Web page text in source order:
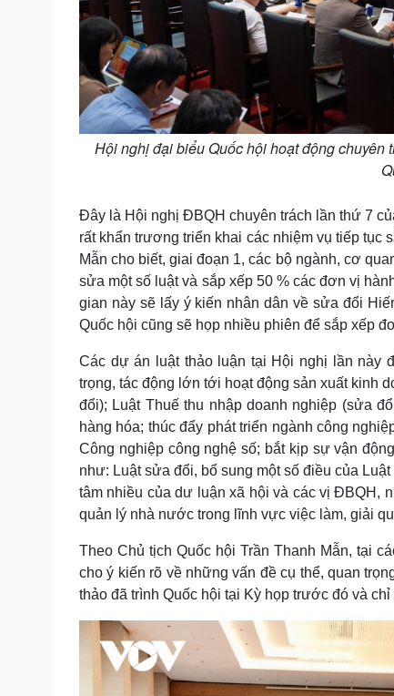
Hội nghị đại biểu Quốc hội hoạt động
Đây là Hội nghị ĐBQH chuyên trách lần thứ 7
rất khẩn trương triển khai các nhiệm vụ tiếp tục
Mẫn cho biết, giai đoạn 1, các bộ ngành, cơ
sửa một số luật và sắp xếp 50 % các đơn vị
gian này sẽ lấy ý kiến nhân dân về sửa đổi
Quốc hội cũng sẽ họp nhiều phiên để sắp xếp
Các dự án luật thảo luận tại Hội nghị lần này
trọng, tác động lớn tới hoạt động sản xuất kinh
đổi); Luật Thuế thu nhập doanh nghiệp (sửa
hàng hóa; thúc đẩy phát triển ngành công
Công nghiệp công nghệ số; bắt kịp sự vận
như: Luật sửa đổi, bổ sung một số điều của
tâm nhiều của dư luận xã hội và các vị ĐBQH,
quản lý nhà nước trong lĩnh vực việc làm, giải
Theo Chủ tịch Quốc hội Trần Thanh Mẫn, tại
cho ý kiến rõ về những vấn đề cụ thể, quan
thảo đã trình Quốc hội tại Kỳ họp trước đó và